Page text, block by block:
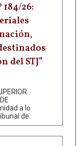
26:
del STJ”
a lo
de